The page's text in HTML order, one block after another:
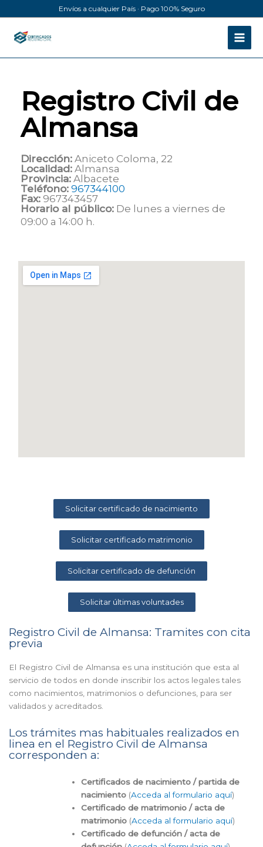
al
contenido
Envíos a cualquier País · Pago 100% Seguro
Registro Civil de
Almansa
Dirección: Aniceto Coloma, 22
Localidad: Almansa
Provincia: Albacete
Teléfono: 967344100
Fax: 967343457
Horario al público: De lunes a viernes de
09:00 a 14:00 h.
Solicitar certificado de nacimiento
Solicitar certificado matrimonio
Solicitar certificado de defunción
Solicitar últimas voluntades
Registro Civil de Almansa: Tramites con cita
previa
El Registro Civil de Almansa es una institución que esta al
servicio de todos en donde inscribir los actos legales tales
como nacimientos, matrimonios o defunciones, para ser
validados y acreditados.
Los trámites mas habituales realizados en
linea en el Registro Civil de Almansa
corresponden a:
Certificados de nacimiento / partida de
nacimiento (Acceda al formulario aquí)
Certificado de matrimonio / acta de
matrimonio (Acceda al formulario aquí)
Certificado de defunción / acta de